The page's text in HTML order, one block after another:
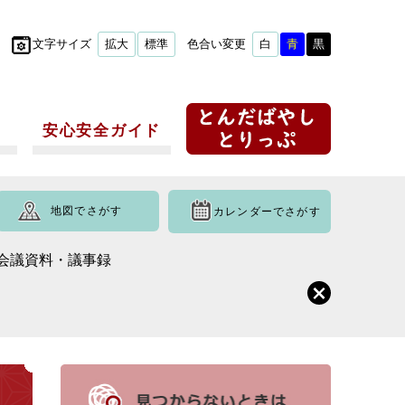
文字サイズ 拡大 標準 色合い変更 白 青 黒
安心安全ガイド
地図でさがす カレンダーでさがす
議資料・議事録